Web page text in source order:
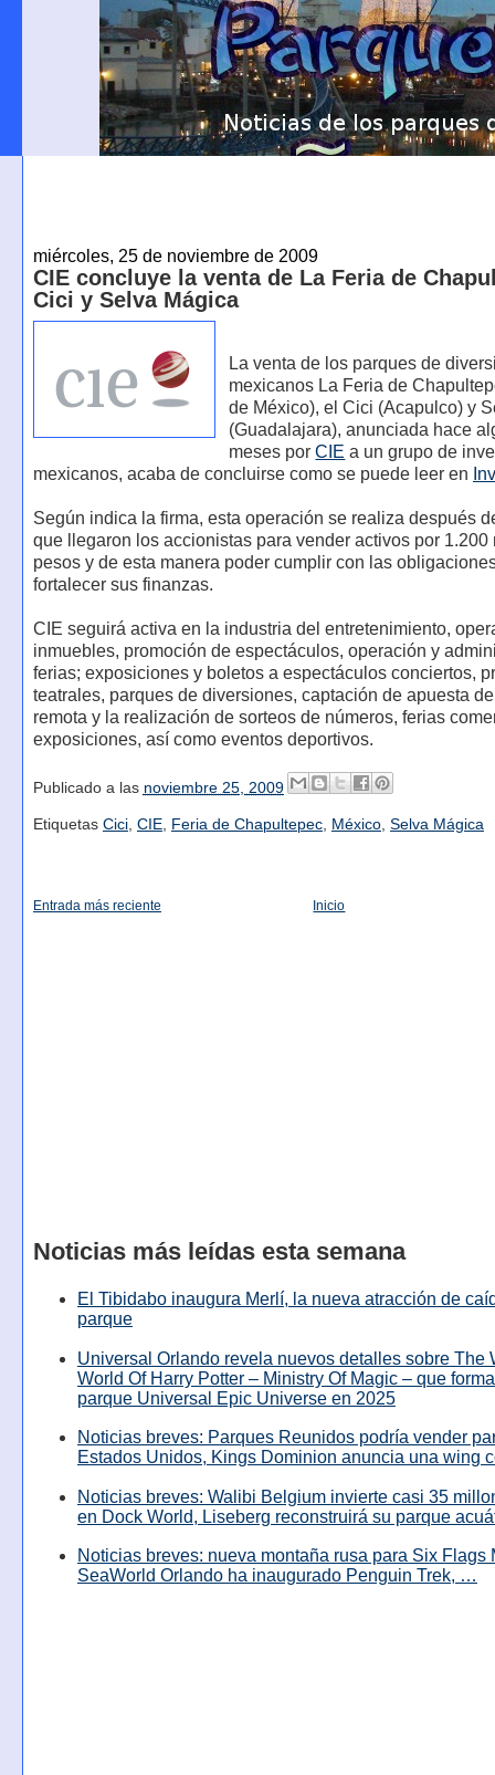
miércoles, 25 de noviembre de 2009
CIE concluye la venta de La Feria de
Cici y Selva Mágica
La venta de los parques de
mexicanos La Feria de
de México), el Cici (Acapulco) y
(Guadalajara), anunciada hace
meses porCIE a un grupo de
mexicanos, acaba de concluirse como se puede leer en
Según indica la firma, esta operación se realiza después
que llegaron los accionistas para vender activos por 1.200
pesos y de esta manera poder cumplir con las
fortalecer sus finanzas.
CIE seguirá activa en la industria del entretenimiento,
inmuebles, promoción de espectáculos, operación y
ferias; exposiciones y boletos a espectáculos conciertos,
teatrales, parques de diversiones, captación de apuesta
remota y la realización de sorteos de números, ferias
exposiciones, así como eventos deportivos.
Publicado a las noviembre 25, 2009
Etiquetas Cici, CIE, Feria de Chapultepec, México, Selva Mágica
Entrada más reciente Inicio
Noticias más leídas esta semana
El Tibidabo inaugura Merlí, la nueva atracción de
parque
Universal Orlando revela nuevos detalles sobre The
World Of Harry Potter – Ministry Of Magic – que
parque Universal Epic Universe en 2025
Noticias breves: Parques Reunidos podría vender
Estados Unidos, Kings Dominion anuncia una wing
Noticias breves: Walibi Belgium invierte casi 35
en Dock World, Liseberg reconstruirá su parque
Noticias breves: nueva montaña rusa para Six Flags
SeaWorld Orlando ha inaugurado Penguin Trek, …